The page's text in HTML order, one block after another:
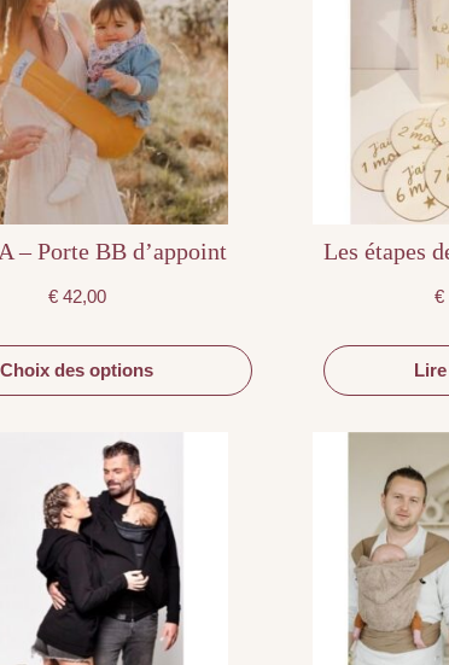
– Porte BB d’appoint
€42,00
Choix des options
variations.
Les
options
peuvent
être
choisies
la
page
Les étapes
€
produit
plusieurs
variations.
Les
options
choisies
sur
page